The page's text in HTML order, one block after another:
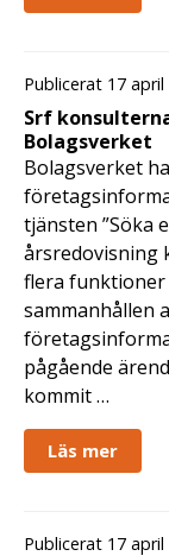
Publicerat 17 april
Srf
Bolagsverket
Bolagsverket
tjänsten ”Söka
årsredovisning
flera funktioner
sammanhållen
pågående
kommit …
Läs mer
Publicerat 17 april